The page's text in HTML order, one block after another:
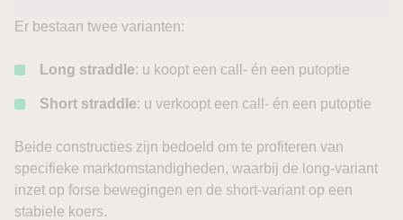
Er bestaan twee varianten:
Long straddle: u koopt een call- én een putoptie
Short straddle: u verkoopt een call- én een putoptie
Beide constructies zijn bedoeld om te profiteren van
specifieke marktomstandigheden, waarbij de long-variant
inzet op forse bewegingen en de short-variant op een
stabiele koers.